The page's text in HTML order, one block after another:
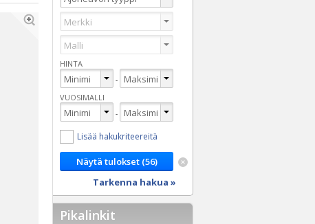
HINTA
-
VUOSIMALLI
-
Lisää hakukriteereitä
Tarkenna hakua »
Pikalinkit